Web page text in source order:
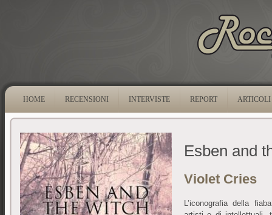
HOME RECENSIONI INTERVISTE REPORT ARTICOLI
Esben and
Violet Cries
L’iconografia della